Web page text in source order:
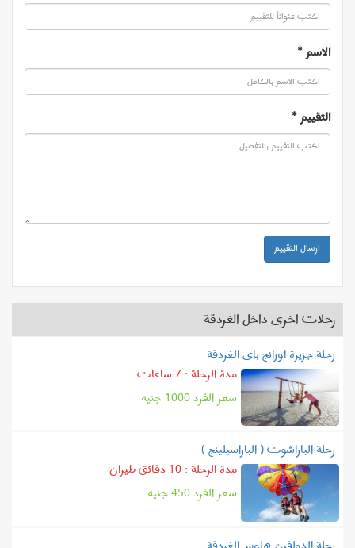
الاسم*
التقييم*
ارسال التقييم
رحلات اخرى داخل الغردقة
رحلة جزيرة اورانج باى الغردقة
مدة الرحلة : 7 ساعات
سعر الفرد1000جنيه
رحلة الباراشوت ( الباراسيلينج )
مدة الرحلة : 10 دقائق طيران
سعر الفرد450جنيه